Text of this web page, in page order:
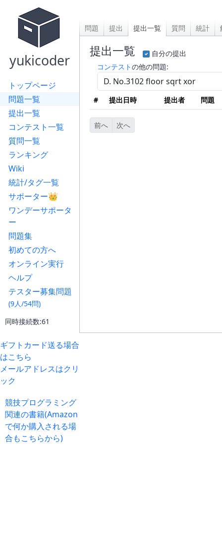
yukicoder
トップページ
問題一覧
提出一覧
コンテスト一覧
質問一覧
ランキング
Wiki
統計/タグ一覧
サポーター👑
ワンデーサポータ
ー
問題集
初めての方へ
オンライン実行
ヘルプ
テスター募集問題
(9人/54問)
同時接続数:61
ギフトカード送る場合
はこちら
メールアドレスはクリ
ック
競技プログラミング
関連の書籍(Amazon
で何か購入される場
合もこちらから)
問題 提出 提出一覧 質問 統計
提出一覧
自分の提出
コンテストの他の問題:
# 提出日時 提出者 問題
前へ 次へ